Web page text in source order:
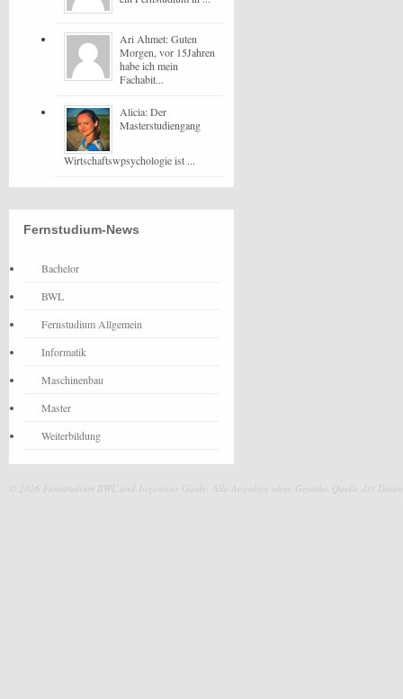
Ari Ahmet: Guten
Morgen, vor 15Jahren
habe ich mein
Fachabit...
Alicia: Der
Masterstudiengang
Wirtschaftswpsychologie ist ...
Fernstudium-News
Bachelor
BWL
Fernstudium Allgemein
Informatik
Maschinenbau
Master
Weiterbildung
© 2026 Fernstudium BWL und Ingenieur Guide. Alle Angaben ohne Gewähr. Quelle der